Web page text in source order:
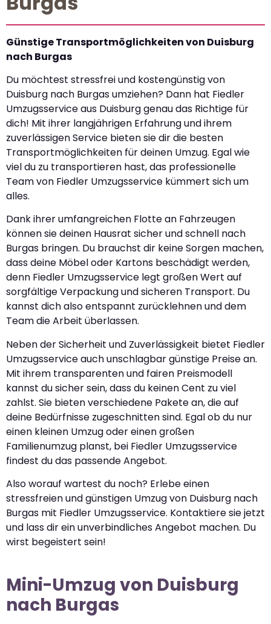
Günstige Transportmöglichkeiten von Duisburg
nach Burgas
Du möchtest stressfrei und kostengünstig von
Duisburg nach Burgas umziehen? Dann hat Fiedler
Umzugsservice aus Duisburg genau das Richtige für
dich! Mit ihrer langjährigen Erfahrung und ihrem
zuverlässigen Service bieten sie dir die besten
Transportmöglichkeiten für deinen Umzug. Egal wie
viel du zu transportieren hast, das professionelle
Team von Fiedler Umzugsservice kümmert sich um
alles.
Dank ihrer umfangreichen Flotte an Fahrzeugen
können sie deinen Hausrat sicher und schnell nach
Burgas bringen. Du brauchst dir keine Sorgen machen,
dass deine Möbel oder Kartons beschädigt werden,
denn Fiedler Umzugsservice legt großen Wert auf
sorgfältige Verpackung und sicheren Transport. Du
kannst dich also entspannt zurücklehnen und dem
Team die Arbeit überlassen.
Neben der Sicherheit und Zuverlässigkeit bietet Fiedler
Umzugsservice auch unschlagbar günstige Preise an.
Mit ihrem transparenten und fairen Preismodell
kannst du sicher sein, dass du keinen Cent zu viel
zahlst. Sie bieten verschiedene Pakete an, die auf
deine Bedürfnisse zugeschnitten sind. Egal ob du nur
einen kleinen Umzug oder einen großen
Familienumzug planst, bei Fiedler Umzugsservice
findest du das passende Angebot.
Also worauf wartest du noch? Erlebe einen
stressfreien und günstigen Umzug von Duisburg nach
Burgas mit Fiedler Umzugsservice. Kontaktiere sie jetzt
und lass dir ein unverbindliches Angebot machen. Du
wirst begeistert sein!
Mini-Umzug von Duisburg
nach Burgas